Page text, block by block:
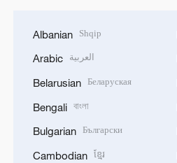
Albanian Shqip
Arabic العربية
Belarusian Беларуская
Bengali বাংলা
Bulgarian Български
Cambodian ខ្មែរ